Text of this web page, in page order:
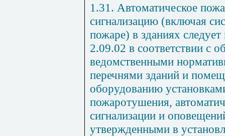
1.31. Автоматическое
сигнализацию (включая
пожаре) в зданиях
2.09.02 в соответствии с
ведомственными
перечнями зданий и
оборудованию
пожаротушения,
сигнализации и
утвержденными в